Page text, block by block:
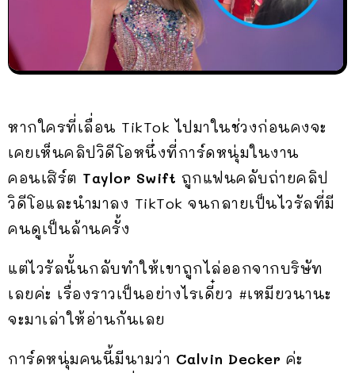
หากใครที่เลื่อน TikTok ไปมาในช่วงก่อนคงจะ
เคยเห็นคลิปวิดีโอหนึ่งที่การ์ดหนุ่มในงาน
คอนเสิร์ต Taylor Swift ถูกแฟนคลับถ่ายคลิป
วิดีโอและนำมาลง TikTok จนกลายเป็นไวรัลที่มี
คนดูเป็นล้านครั้ง
แต่ไวรัลนั้นกลับทำให้เขาถูกไล่ออกจากบริษัท
เลยค่ะ เรื่องราวเป็นอย่างไรเดี๋ยว #เหมียวนานะ
จะมาเล่าให้อ่านกันเลย
การ์ดหนุ่มคนนี้มีนามว่า Calvin Decker ค่ะ